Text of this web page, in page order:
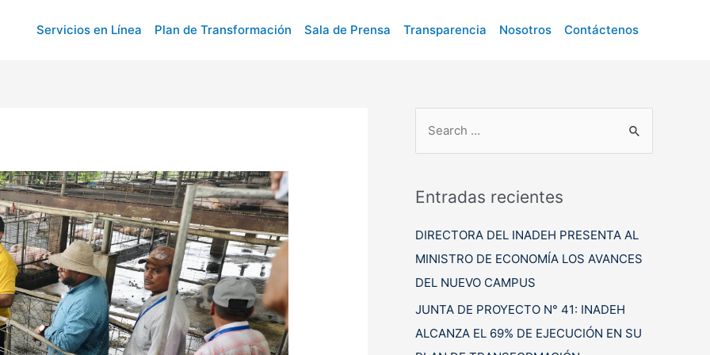
Servicios en Línea Plan de Transformación Sala de Prensa Transparencia Nosotros Contáctenos
c
r
p
o
r
:
Entradas recientes
DIRECTORA DEL INADEH PRESENTA AL
MINISTRO DE ECONOMÍA LOS AVANCES
DEL NUEVO CAMPUS
JUNTA DE PROYECTO N° 41: INADEH
ALCANZA EL 69% DE EJECUCIÓN EN SU